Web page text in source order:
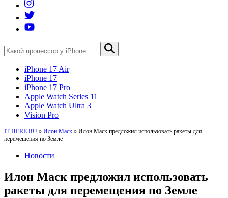
iPhone 17 Air
iPhone 17
iPhone 17 Pro
Apple Watch Series 11
Apple Watch Ultra 3
Vision Pro
IT-HERE.RU » Илон Маск » Илон Маск предложил использовать ракеты для
перемещения по Земле
Новости
Илон Маск предложил использовать
ракеты для перемещения по Земле